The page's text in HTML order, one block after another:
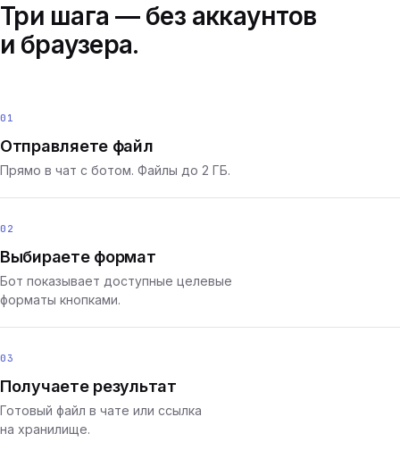
Три шага — без аккаунтов
и браузера.
01
Отправляете файл
Прямо в чат с ботом. Файлы до 2 ГБ.
02
Выбираете формат
Бот показывает доступные целевые
форматы кнопками.
03
Получаете результат
Готовый файл в чате или ссылка
на хранилище.